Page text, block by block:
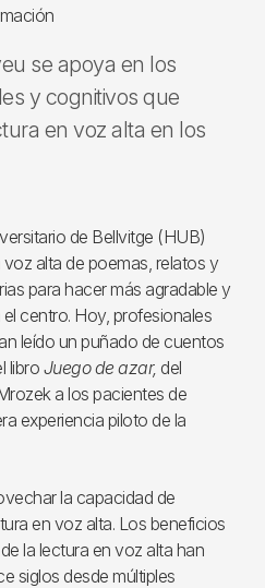
se apoya en los
y cognitivos que
en voz alta en los
de Bellvitge (HUB)
alta de poemas, relatos y
para hacer más agradable y
centro. Hoy, profesionales
leído un puñado de cuentos
libro Juego de azar, del
a los pacientes de
experiencia piloto de la
la capacidad de
en voz alta. Los beneficios
la lectura en voz alta han
siglos desde múltiples